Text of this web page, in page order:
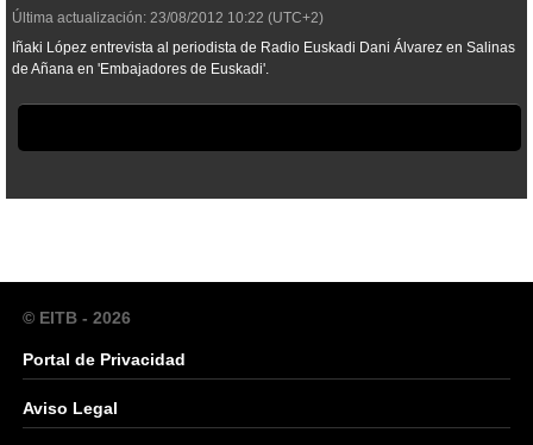
Última actualización: 23/08/2012 10:22 (UTC+2)
Iñaki López entrevista al periodista de Radio Euskadi Dani Álvarez en Salinas
de Añana en 'Embajadores de Euskadi'.
© EITB - 2026
Portal de Privacidad
Aviso Legal